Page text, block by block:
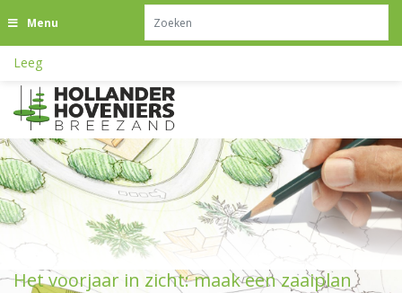
n
o
n
t
e
n
Menu
Leeg
Het voorjaar in zicht: maak een zaaiplan